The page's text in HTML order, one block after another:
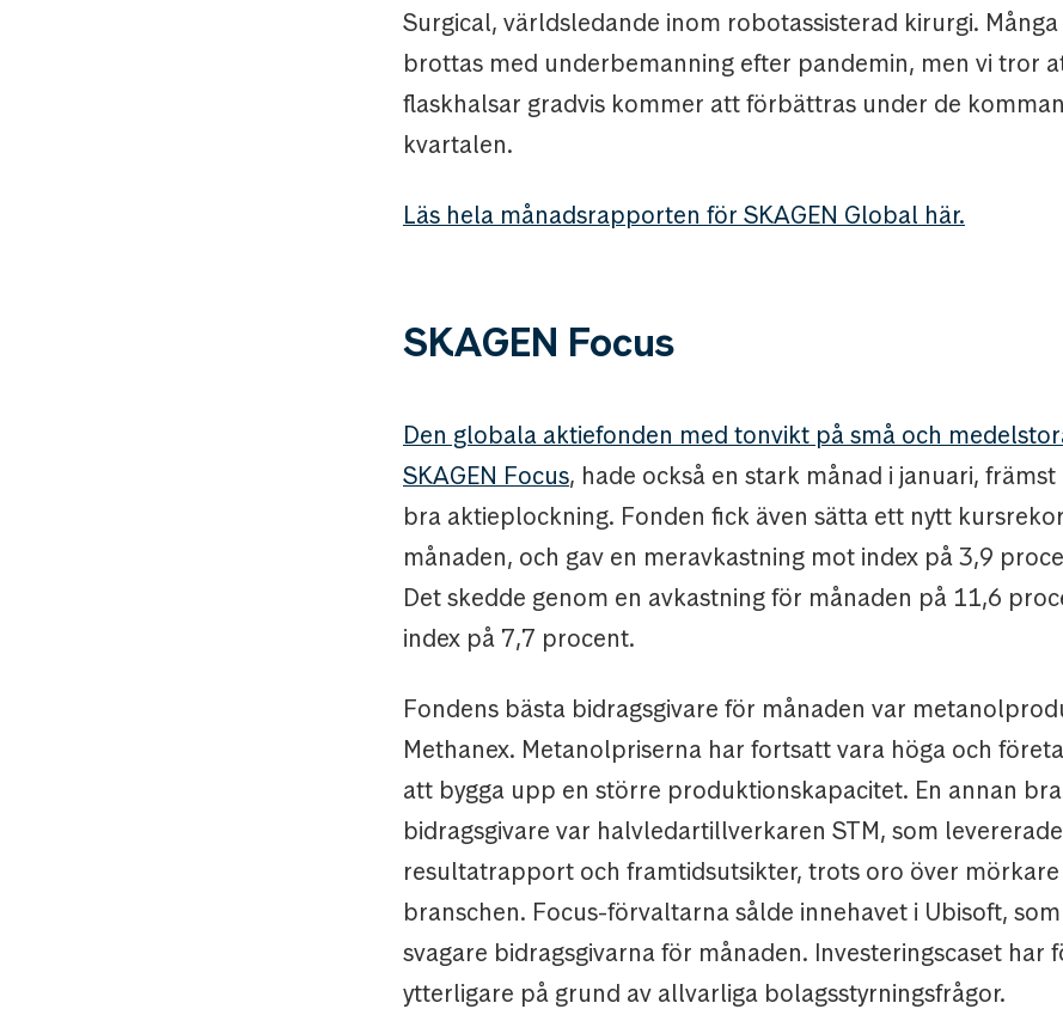
Surgical, världsledande inom robotassisterad kirurgi.
brottas med underbemanning efter pandemin, men vi tror
flaskhalsar gradvis kommer att förbättras under de
kvartalen.
Läs hela månadsrapporten för SKAGEN Global här.
SKAGEN Focus
Den globala aktiefonden med tonvikt på små och
SKAGEN Focus, hade också en stark månad i januari,
bra aktieplockning. Fonden fick även sätta ett nytt
månaden, och gav en meravkastning mot index på 3,9
Det skedde genom en avkastning för månaden på 11,6
index på 7,7 procent.
Fondens bästa bidragsgivare för månaden var
Methanex. Metanolpriserna har fortsatt vara höga och
att bygga upp en större produktionskapacitet. En annan bra
bidragsgivare var halvledartillverkaren STM, som
resultatrapport och framtidsutsikter, trots oro över
branschen. Focus-förvaltarna sålde innehavet i Ubisoft,
svagare bidragsgivarna för månaden. Investeringscaset har
ytterligare på grund av allvarliga bolagsstyrningsfrågor.